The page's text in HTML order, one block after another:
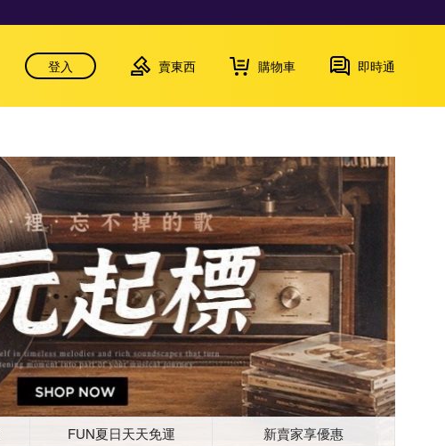
登入 賣東西 購物車 即時通
FUN夏日天天免運 新賣家享優惠